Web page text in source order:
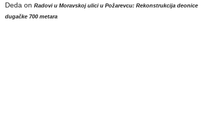
Deda on Radovi u Moravskoj ulici u Požarevcu: Rekonstrukcija deonice
dugačke 700 metara